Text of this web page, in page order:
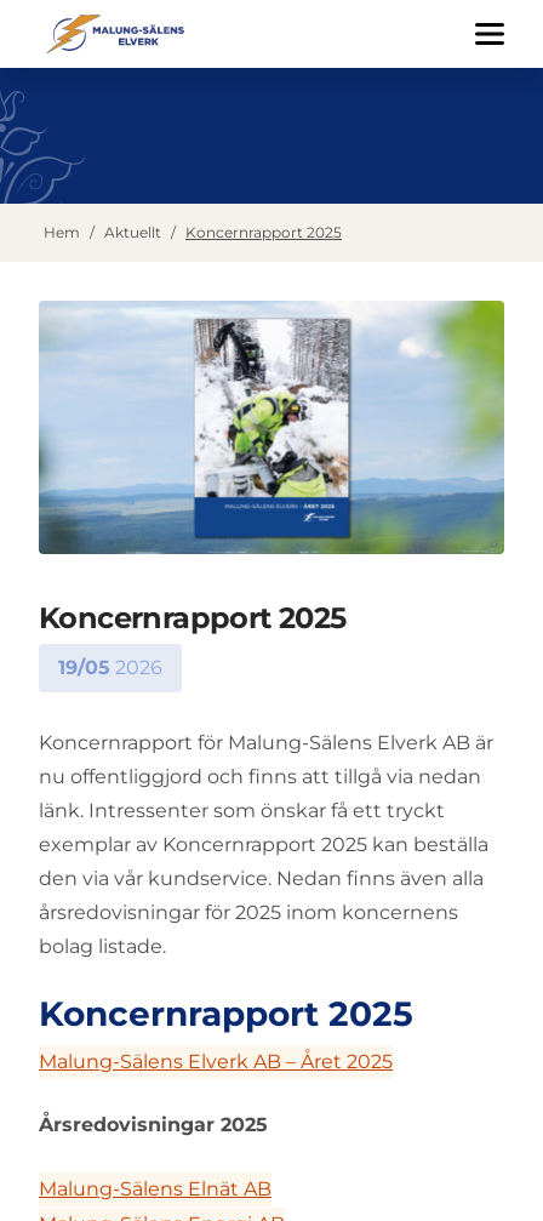
Hem / Aktuellt / Koncernrapport 2025
Koncernrapport 2025
19/05 2026
Koncernrapport för Malung-Sälens Elverk AB är
nu offentliggjord och finns att tillgå via nedan
länk. Intressenter som önskar få ett tryckt
exemplar av Koncernrapport 2025 kan beställa
den via vår kundservice. Nedan finns även alla
årsredovisningar för 2025 inom koncernens
bolag listade.
Koncernrapport 2025
Malung-Sälens Elverk AB – Året 2025
Årsredovisningar 2025
Malung-Sälens Elnät AB